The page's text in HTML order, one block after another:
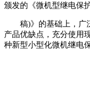
颁发的《微机型继电保
稿)》的基础上，广
产品优缺点，充分使用
种新型小型化微机继电